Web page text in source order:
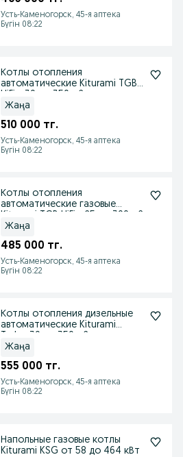
Усть-Каменогорск, 45-я аптека
Бүгін 08:22
Котлы отопления
автоматические Kiturami TGB
Жаңа
510 000 тг.
Усть-Каменогорск, 45-я аптека
Бүгін 08:22
Котлы отопления
автоматические газовые
Жаңа
485 000 тг.
Усть-Каменогорск, 45-я аптека
Бүгін 08:22
Котлы отопления дизельные
автоматические Kiturami
Жаңа
555 000 тг.
Усть-Каменогорск, 45-я аптека
Бүгін 08:22
Напольные газовые котлы
Kiturami KSG от 58 до 464 кВт